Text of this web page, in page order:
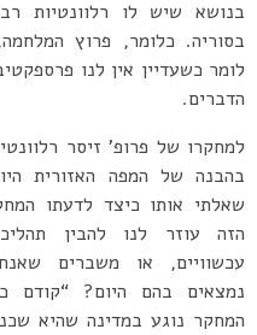
בנושא שיש לו רלוונטיות
בסוריה. כלומר, פרוץ
הדברים.
למחקרו של פרופ’ זיסר
בהבנה של המפה האזורית
שאלתי אותו כיצד לדעתו
הזה עוזר לנו להבין
עכשוויים, או משברים
נמצאים בהם היום? “קודם
המחקר נוגע במדינה שהיא